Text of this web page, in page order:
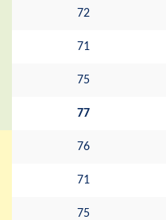
72
71
75
77
76
71
75